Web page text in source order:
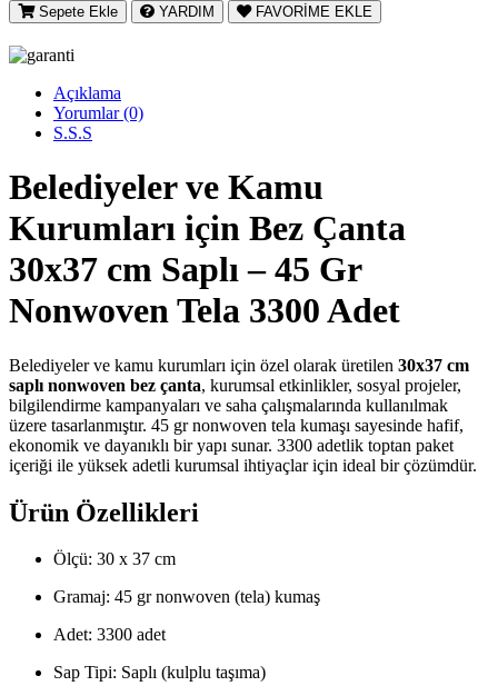
Sepete Ekle YARDIM FAVORİME EKLE
Açıklama
Yorumlar (0)
S.S.S
Belediyeler ve Kamu
Kurumları için Bez Çanta
30x37 cm Saplı – 45 Gr
Nonwoven Tela 3300 Adet
Belediyeler ve kamu kurumları için özel olarak üretilen 30x37 cm
saplı nonwoven bez çanta, kurumsal etkinlikler, sosyal projeler,
bilgilendirme kampanyaları ve saha çalışmalarında kullanılmak
üzere tasarlanmıştır. 45 gr nonwoven tela kumaşı sayesinde hafif,
ekonomik ve dayanıklı bir yapı sunar. 3300 adetlik toptan paket
içeriği ile yüksek adetli kurumsal ihtiyaçlar için ideal bir çözümdür.
Ürün Özellikleri
Ölçü: 30 x 37 cm
Gramaj: 45 gr nonwoven (tela) kumaş
Adet: 3300 adet
Sap Tipi: Saplı (kulplu taşıma)